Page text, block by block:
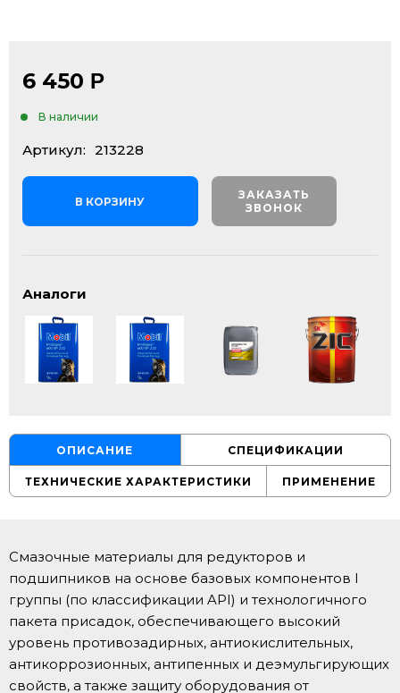
6 450 Р
В наличии
Артикул: 213228
В КОРЗИНУ
ЗАКАЗАТЬ
ЗВОНОК
Аналоги
ОПИСАНИЕ СПЕЦИФИКАЦИИ
ТЕХНИЧЕСКИЕ ХАРАКТЕРИСТИКИ ПРИМЕНЕНИЕ
Смазочные материалы для редукторов и
подшипников на основе базовых компонентов I
группы (по классификации API) и технологичного
пакета присадок, обеспечивающего высокий
уровень противозадирных, антиокислительных,
антикоррозионных, антипенных и деэмульгирующих
свойств, а также защиту оборудования от